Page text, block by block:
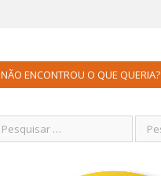
NÃO ENCONTROU O QUE QUERIA?